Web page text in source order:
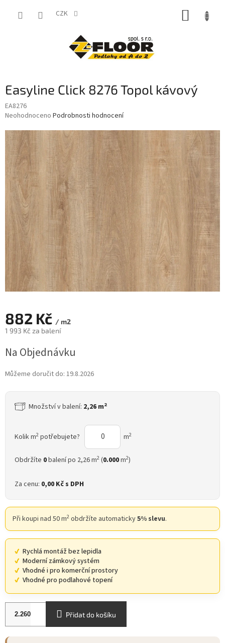
CZK
Easyline Click 8276 Topol kávový
EA8276
Průměrné
produktu
0,0
z
hvězdiček.
Neohodnoceno Podrobnosti hodnocení
882 Kč / m2
1 993 Kč za balení
cena:
Na Objednávku
Můžeme doručit do: 19.8.2026
Množství v balení: 2,26 m2
Kolik m2 potřebujete? m2
Obdržíte 0balení po 2,26 m2 (0.000m2)
Za cenu: 0,00 Kčs DPH
Při koupi nad 50 m2 obdržíte automaticky5% slevu.
Rychlá montáž bez lepidla
Moderní zámkový systém
Vhodné i pro komerční prostory
Vhodné pro podlahové topení
Přidat do košíku